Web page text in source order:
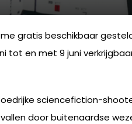
gratis beschikbaar
tot en met 9 juni
sciencefiction-
door buitenaardse